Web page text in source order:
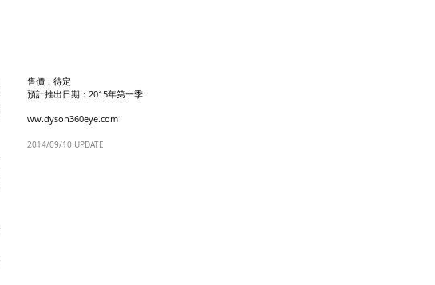
售價：待定
預計推出日期：2015年第一季
ww.dyson360eye.com
2014/09/10 UPDATE